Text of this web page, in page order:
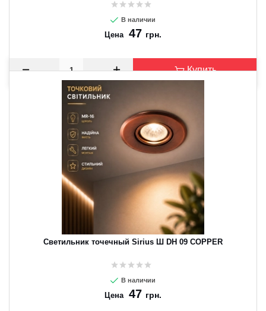
В наличии
Цена 47 грн.
Купить
Светильник точечный Sirius Ш DH 09 COPPER
В наличии
Цена 47 грн.